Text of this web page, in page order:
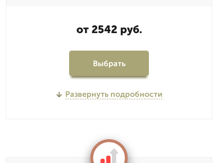
от 2542 руб.
Выбрать
Развернуть подробности